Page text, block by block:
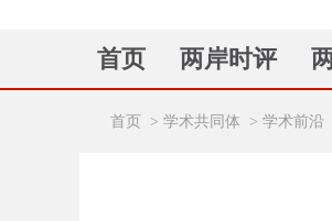
首页 两岸时评
首页 > 学术共同体 > 学术前沿